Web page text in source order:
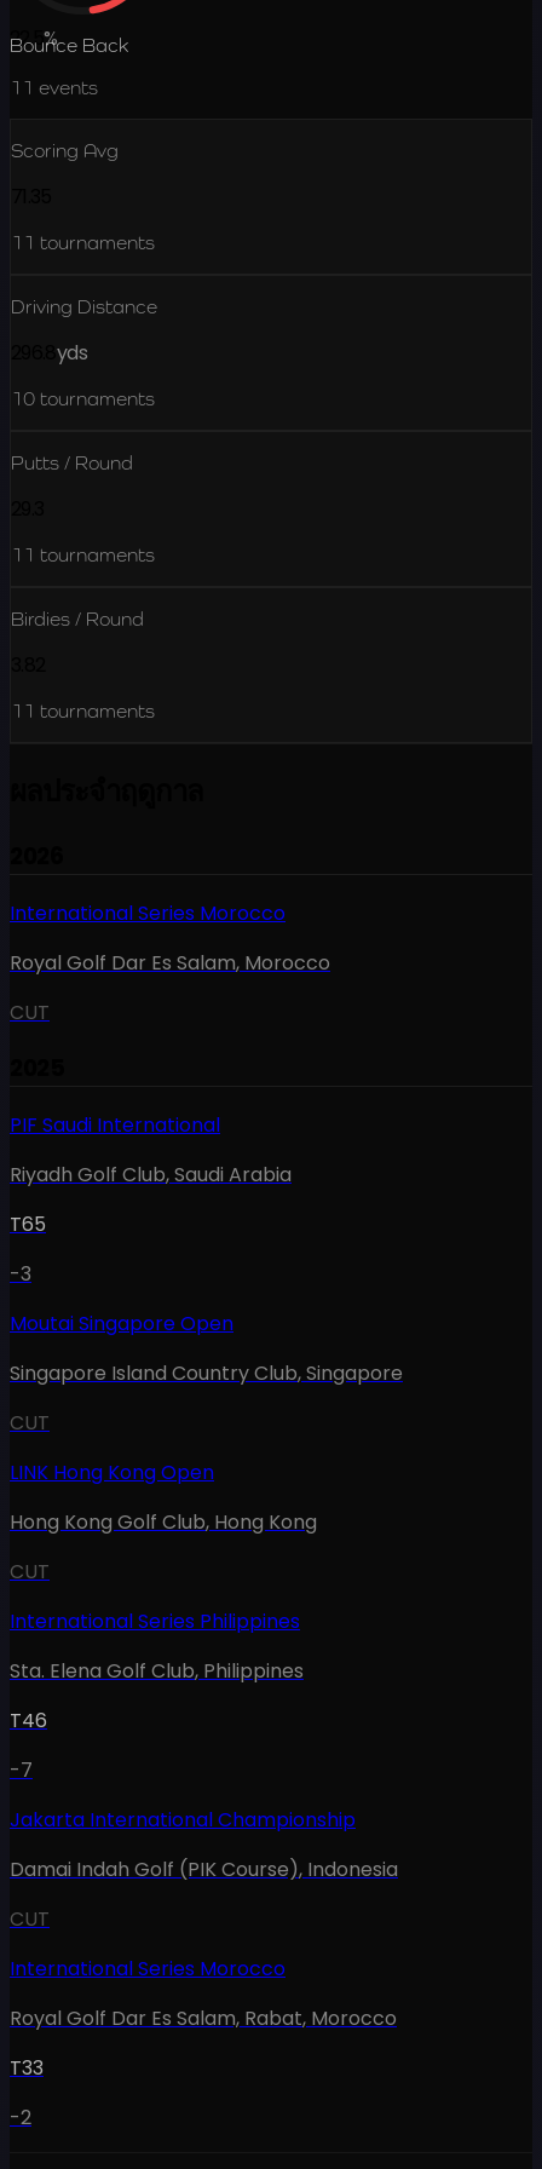
22.5%
Bounce Back
11 events
Scoring Avg
11 tournaments
Driving Distance
yds
10 tournaments
Putts / Round
11 tournaments
Birdies / Round
11 tournaments
International Series Morocco
Royal Golf Dar Es Salam, Morocco
CUT
PIF Saudi International
Riyadh Golf Club,Saudi Arabia
T65
-3
Moutai Singapore Open
Singapore Island Country Club,Singapore
CUT
LINK Hong Kong Open
Hong Kong Golf Club, Hong Kong
CUT
International Series Philippines
Sta. Elena Golf Club, Philippines
T46
-7
Jakarta International Championship
Damai Indah Golf (PIK Course), Indonesia
CUT
International Series Morocco
Royal Golf Dar Es Salam, Rabat, Morocco
T33
-2